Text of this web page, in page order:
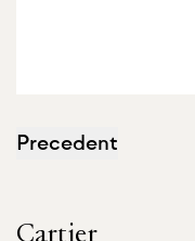
Precedent
Cartier